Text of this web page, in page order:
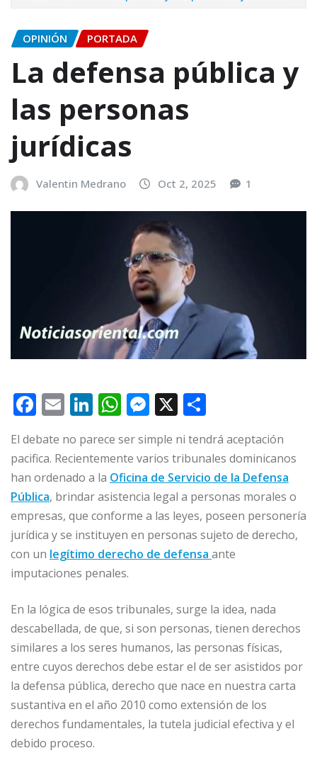
OPINIÓN PORTADA
La defensa pública y
las personas
jurídicas
Valentin Medrano Oct 2, 2025 1
F
a
c
e
b
o
o
k
E
ai
l
Li
k
e
dI
n
W
at
s
A
p
p
M
ss
e
n
g
e
r
X
o
m
p
ar
ti
r
El debate no parece ser simple ni tendrá aceptación
pacifica. Recientemente varios tribunales dominicanos
han ordenado a la Oficina de Servicio de la Defensa
Pública, brindar asistencia legal a personas morales o
empresas, que conforme a las leyes, poseen personería
jurídica y se instituyen en personas sujeto de derecho,
con un legítimo derecho de defensa ante
imputaciones penales.
En la lógica de esos tribunales, surge la idea, nada
descabellada, de que, si son personas, tienen derechos
similares a los seres humanos, las personas físicas,
entre cuyos derechos debe estar el de ser asistidos por
la defensa pública, derecho que nace en nuestra carta
sustantiva en el año 2010 como extensión de los
derechos fundamentales, la tutela judicial efectiva y el
debido proceso.